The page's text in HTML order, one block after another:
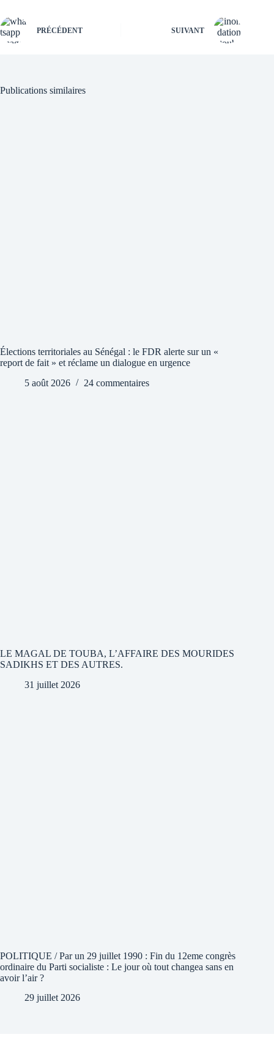
PRÉCÉDENT SUIVANT
Publications similaires
Élections territoriales au Sénégal : le FDR alerte sur un «
report de fait » et réclame un dialogue en urgence
5 août 2026
24 commentaires
LE MAGAL DE TOUBA, L’AFFAIRE DES MOURIDES
SADIKHS ET DES AUTRES.
31 juillet 2026
POLITIQUE / Par un 29 juillet 1990 : Fin du 12eme congrès
ordinaire du Parti socialiste : Le jour où tout changea sans en
avoir l’air ?
29 juillet 2026